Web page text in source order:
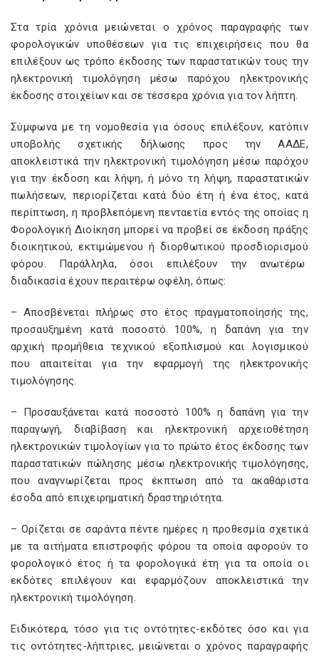
Στα τρία χρόνια μειώνεται ο χρόνος παραγραφής των
φορολογικών υποθέσεων για τις επιχειρήσεις που θα
επιλέξουν ως τρόπο έκδοσης των παραστατικών τους την
ηλεκτρονική τιμολόγηση μέσω παρόχου ηλεκτρονικής
έκδοσης στοιχείων και σε τέσσερα χρόνια για τον λήπτη.
Σύμφωνα με τη νομοθεσία για όσους επιλέξουν, κατόπιν
υποβολής σχετικής δήλωσης προς την ΑΑΔΕ,
αποκλειστικά την ηλεκτρονική τιμολόγηση μέσω παρόχου
για την έκδοση και λήψη, ή μόνο τη λήψη, παραστατικών
πωλήσεων, περιορίζεται κατά δύο έτη ή ένα έτος, κατά
περίπτωση, η προβλεπόμενη πενταετία εντός της οποίας η
Φορολογική Διοίκηση μπορεί να προβεί σε έκδοση πράξης
διοικητικού, εκτιμώμενου ή διορθωτικού προσδιορισμού
φόρου. Παράλληλα, όσοι επιλέξουν την ανωτέρω
διαδικασία έχουν περαιτέρω οφέλη, όπως:
– Αποσβένεται πλήρως στο έτος πραγματοποίησής της,
προσαυξημένη κατά ποσοστό 100%, η δαπάνη για την
αρχική προμήθεια τεχνικού εξοπλισμού και λογισμικού
που απαιτείται για την εφαρμογή της ηλεκτρονικής
τιμολόγησης.
– Προσαυξάνεται κατά ποσοστό 100% η δαπάνη για την
παραγωγή, διαβίβαση και ηλεκτρονική αρχειοθέτηση
ηλεκτρονικών τιμολογίων για το πρώτο έτος έκδοσης των
παραστατικών πώλησης μέσω ηλεκτρονικής τιμολόγησης,
που αναγνωρίζεται προς έκπτωση από τα ακαθάριστα
έσοδα από επιχειρηματική δραστηριότητα.
– Ορίζεται σε σαράντα πέντε ημέρες η προθεσμία σχετικά
με τα αιτήματα επιστροφής φόρου τα οποία αφορούν το
φορολογικό έτος ή τα φορολογικά έτη για τα οποία οι
εκδότες επιλέγουν και εφαρμόζουν αποκλειστικά την
ηλεκτρονική τιμολόγηση.
Ειδικότερα, τόσο για τις οντότητες-εκδότες όσο και για
τις οντότητες-λήπτριες, μειώνεται ο χρόνος παραγραφής